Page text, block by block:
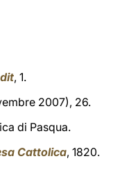
, 1.
2007), 26.
di Pasqua.
Cattolica, 1820.